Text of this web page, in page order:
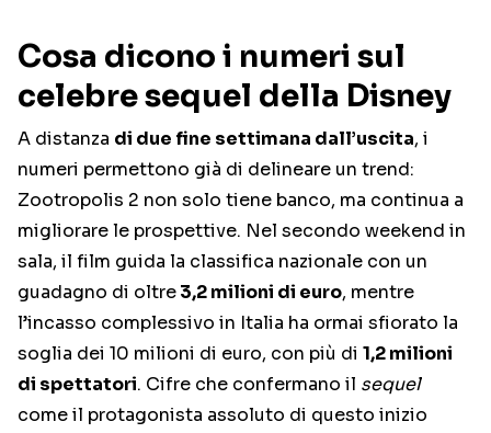
Cosa dicono i numeri sul
celebre sequel della Disney
A distanza di due fine settimana dall’uscita, i
numeri permettono già di delineare un trend:
Zootropolis 2 non solo tiene banco, ma continua a
migliorare le prospettive. Nel secondo weekend in
sala, il film guida la classifica nazionale con un
guadagno di oltre3,2 milioni di euro, mentre
l’incasso complessivo in Italia ha ormai sfiorato la
soglia dei 10 milioni di euro, con più di 1,2 milioni
di spettatori. Cifre che confermano il sequel
come il protagonista assoluto di questo inizio